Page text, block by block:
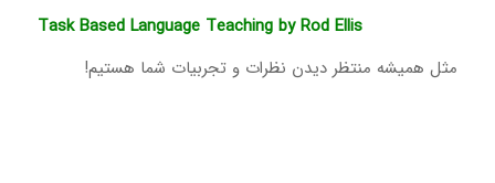
Task Based Language Teaching by Rod Ellis
مثل همیشه منتظر دیدن نظرات و تجربیات شما هستیم!